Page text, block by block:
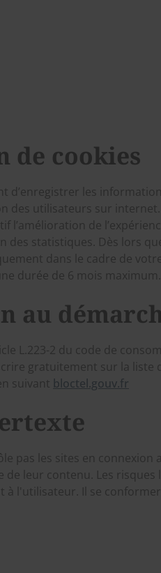
de cookies
d’enregistrer les
des utilisateurs sur
l’amélioration de
des statistiques. Dès lors
dans le cadre de
durée de 6 mois maximum.
au
L.223-2 du code de
gratuitement sur la liste
suivant bloctel.gouv.fr
pas les sites en connexion
de leur contenu. Les risques
à l'utilisateur. Il se